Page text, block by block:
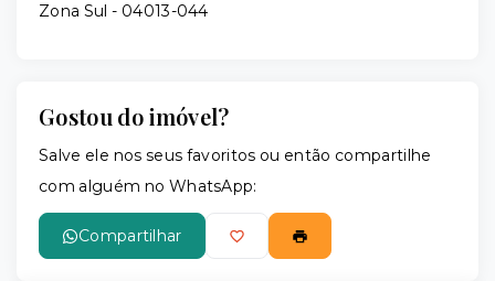
Zona Sul - 04013-044
Gostou do imóvel?
Salve ele nos seus favoritos ou então compartilhe
com alguém no WhatsApp:
Compartilhar